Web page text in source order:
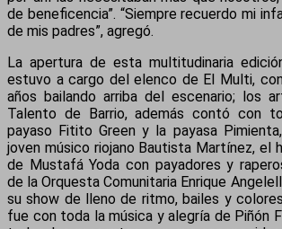
de beneficencia”. “Siempre recuerdo mi
de mis padres”, agregó.
La apertura de esta multitudinaria
estuvo a cargo del elenco de El Multi,
años bailando arriba del escenario; los
Talento de Barrio, además contó con
payaso Fitito Green y la payasa
joven músico riojano Bautista Martínez, el
de Mustafá Yoda con payadores y
de la Orquesta Comunitaria Enrique
su show de lleno de ritmo, bailes y
fue con toda la música y alegría de Piñón